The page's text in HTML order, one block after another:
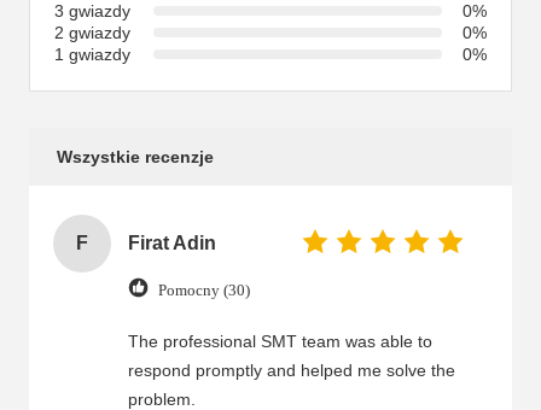
3 gwiazdy
0%
2 gwiazdy
0%
1 gwiazdy
0%
Wszystkie recenzje
F Firat Adin
Pomocny (30)
The professional SMT team was able to
respond promptly and helped me solve the
problem.